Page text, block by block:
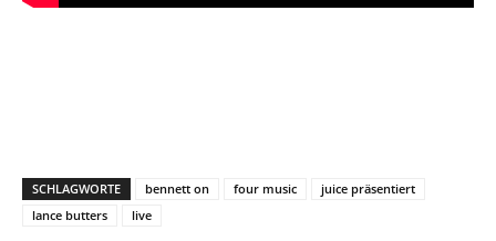
SCHLAGWORTE bennett on four music
juice präsentiert
lance butters
live